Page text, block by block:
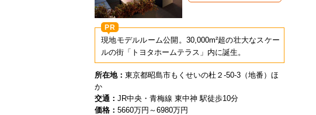
PR
現地モデルルーム公開。30,000m²超の壮大なスケー
ルの街「トヨタホームテラス」内に誕生。
所在地： 東京都昭島市もくせいの杜２-50-3（地番）ほ
か
交通： JR中央・青梅線 東中神 駅徒歩10分
価格： 5660万円～6980万円